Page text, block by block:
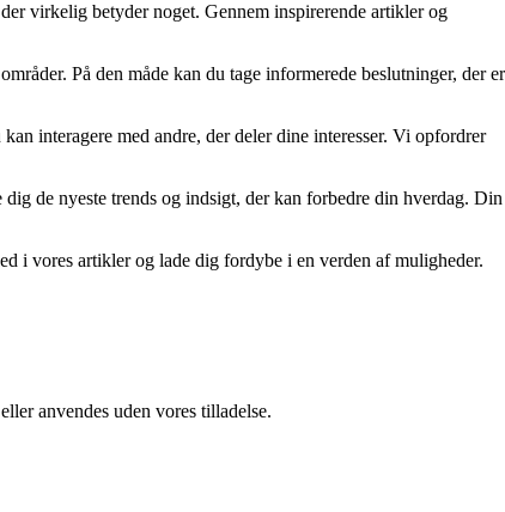
virkelig betyder noget. Gennem inspirerende artikler og
På den måde kan du tage informerede beslutninger, der er
interagere med andre, der deler dine interesser. Vi opfordrer
de nyeste trends og indsigt, der kan forbedre din hverdag. Din
i vores artikler og lade dig fordybe i en verden af muligheder.
anvendes uden vores tilladelse.